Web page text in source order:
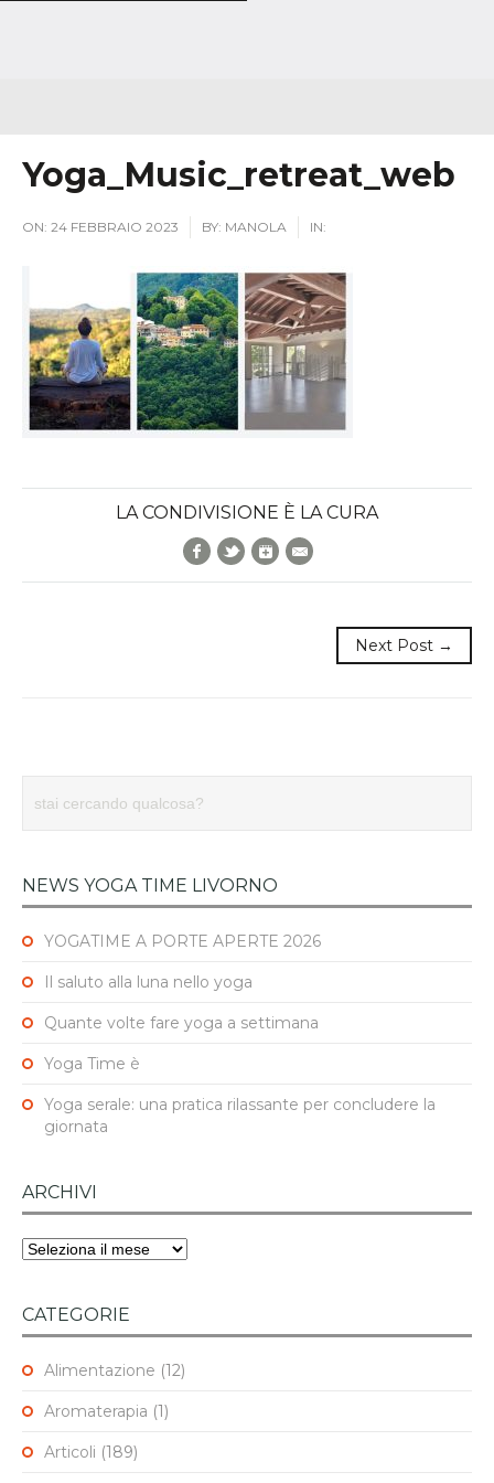
Yoga_Music_retreat_web
ON: 24 FEBBRAIO 2023 BY: MANOLA IN:
LA CONDIVISIONE È LA CURA
Facebook
TwitterGoogle+
Next Post →
NEWS YOGA TIME LIVORNO
YOGATIME A PORTE APERTE 2026
Il saluto alla luna nello yoga
Quante volte fare yoga a settimana
Yoga Time è
Yoga serale: una pratica rilassante per concludere la
giornata
ARCHIVI
Archivi
CATEGORIE
Alimentazione (12)
Aromaterapia (1)
Articoli (189)